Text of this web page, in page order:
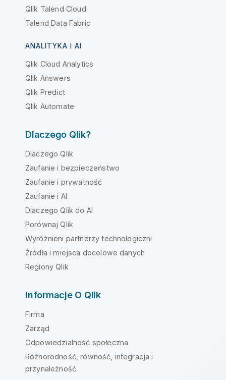
Qlik Talend Cloud
Talend Data Fabric
ANALITYKA I AI
Qlik Cloud Analytics
Qlik Answers
Qlik Predict
Qlik Automate
Dlaczego Qlik?
Dlaczego Qlik
Zaufanie i bezpieczeństwo
Zaufanie i prywatność
Zaufanie i AI
Dlaczego Qlik do AI
Porównaj Qlik
Wyróżnieni partnerzy technologiczni
Źródła i miejsca docelowe danych
Regiony Qlik
Informacje O Qlik
Firma
Zarząd
Odpowiedzialność społeczna
Różnorodność, równość, integracja i
przynależność